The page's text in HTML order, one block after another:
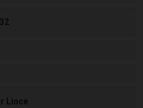
Lince